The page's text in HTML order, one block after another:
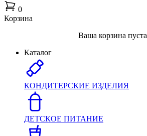
0
Корзина
Ваша корзина пуста
Каталог
КОНДИТЕРСКИЕ ИЗДЕЛИЯ
ДЕТСКОЕ ПИТАНИЕ